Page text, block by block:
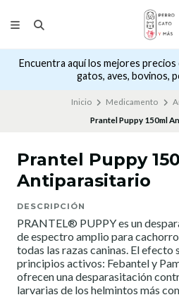
Encuentra aquí los mejores
gatos, aves, bovinos,
Inicio Medicamento
Prantel Puppy 150ml
Prantel Puppy
Antiparasitario
DESCRIPCIÓN
PRANTEL® PUPPY es un
de espectro amplio para
todas las razas caninas. El efecto
principios activos: Febantel y
ofrecen una desparasitación
larvarias de los helmintos más